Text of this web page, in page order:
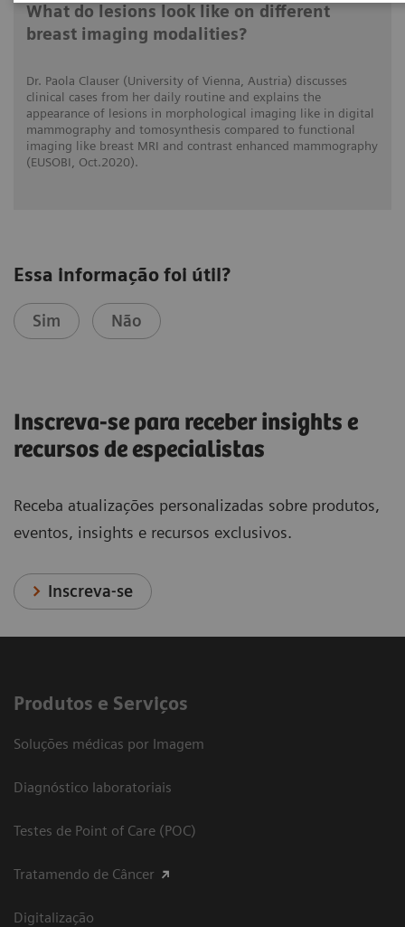
What do lesions look like on different
breast imaging modalities?
Dr. Paola Clauser (University of Vienna, Austria) discusses
clinical cases from her daily routine and explains the
appearance of lesions in morphological imaging like in digital
mammography and tomosynthesis compared to functional
imaging like breast MRI and contrast enhanced mammography
(EUSOBI, Oct.2020).
Essa informação foi útil?
Sim Não
Inscreva-se para receber insights e
recursos de especialistas
Receba atualizações personalizadas sobre produtos,
eventos, insights e recursos exclusivos.
Inscreva-se
Produtos e Serviços
Soluções médicas por Imagem
Diagnóstico laboratoriais
Testes de Point of Care (POC)
Tratamendo de Câncer
Digitalização